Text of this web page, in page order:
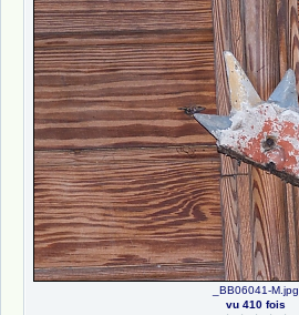
_BB06041-M.jpg
vu 410 fois